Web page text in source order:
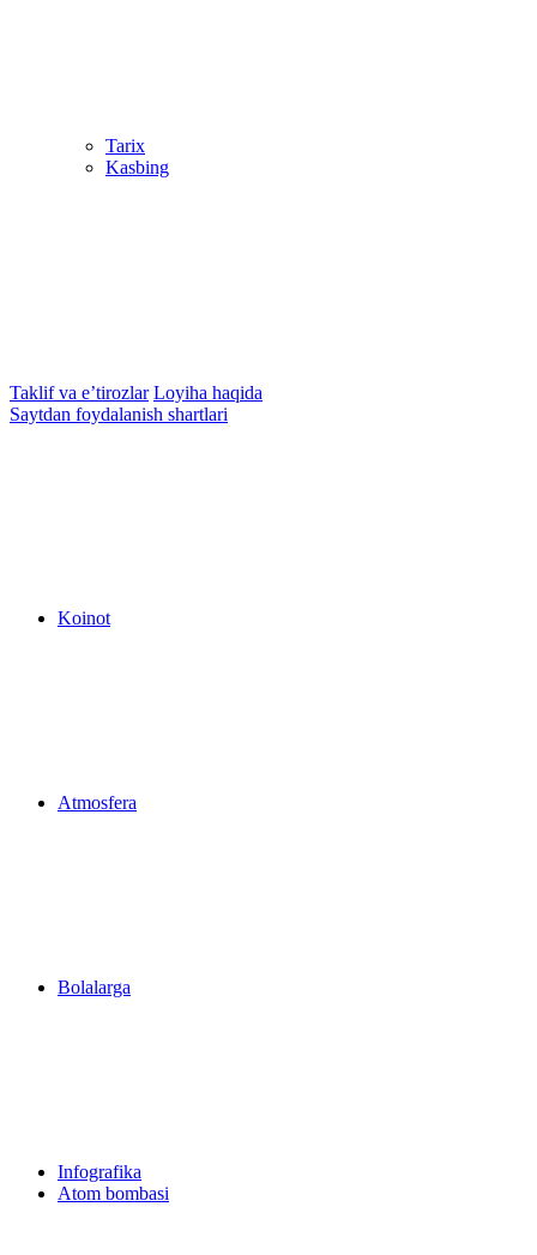
Tarix
Kasbing
Taklif va e’tirozlar Loyiha haqida
Saytdan foydalanish shartlari
Koinot
Atmosfera
Bolalarga
Infografika
Atom bombasi